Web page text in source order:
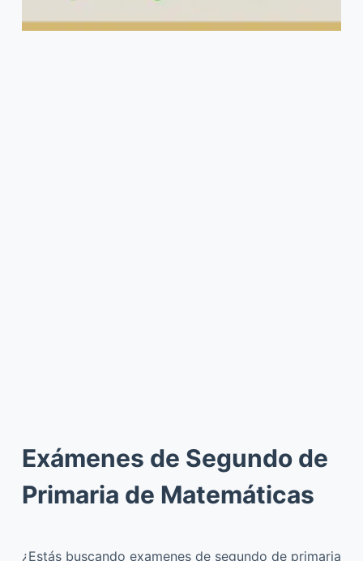
Exámenes de Segundo de
Primaria de Matemáticas
¿Estás buscando examenes de segundo de primaria